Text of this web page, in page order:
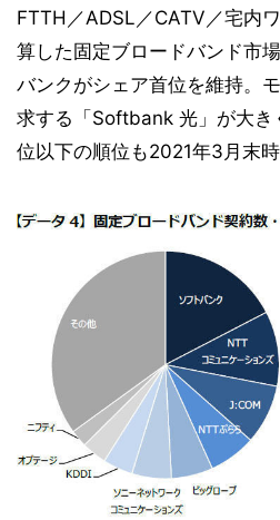
FTTH／ADSL／CATV／宅内
算した固定ブロードバンド市
バンクがシェア首位を維持。
求する「Softbank 光」が大き
位以下の順位も2021年3月末時